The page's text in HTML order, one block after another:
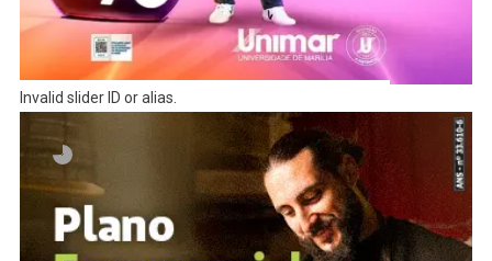
Invalid slider ID or alias.